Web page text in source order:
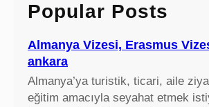
k
s
d
h
Popular Posts
Almanya Vizesi, Erasmus
ankara
Almanya’ya turistik, ticari, aile
eğitim amacıyla seyahat etmek